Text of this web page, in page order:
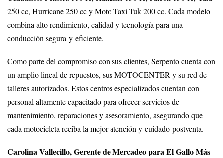
250 cc, Hurricane 250 cc y Moto Taxi Tuk 200 cc. Cada modelo
combina alto rendimiento, calidad y tecnología para una
conducción segura y eficiente.
Como parte del compromiso con sus clientes, Serpento cuenta con
un amplio lineal de repuestos, sus MOTOCENTER y su red de
talleres autorizados. Estos centros especializados cuentan con
personal altamente capacitado para ofrecer servicios de
mantenimiento, reparaciones y asesoramiento, asegurando que
cada motocicleta reciba la mejor atención y cuidado postventa.
Carolina Vallecillo, Gerente de Mercadeo para El Gallo Más